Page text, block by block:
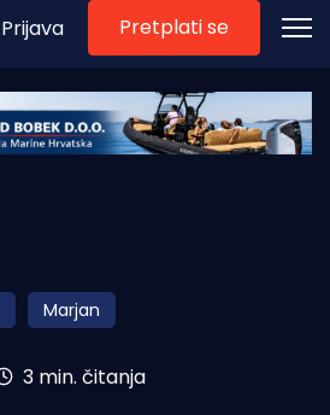
Prijava Pretplati se
Marjan
3 min. čitanja